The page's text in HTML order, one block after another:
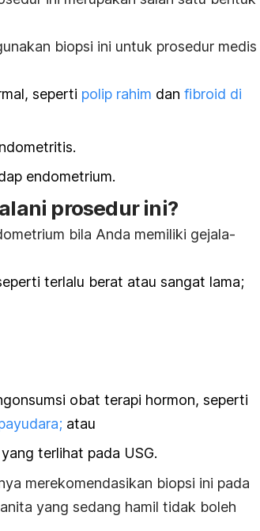
biopsi ini untuk prosedur medis
seperti polip rahim dan fibroid di
endometrium.
prosedur ini?
bila Anda memiliki gejala-
terlalu berat atau sangat lama;
obat terapi hormon, seperti
atau
terlihat pada USG.
merekomendasikan biopsi ini pada
yang sedang hamil tidak boleh